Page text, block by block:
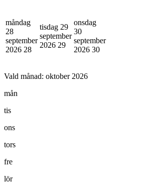
måndag
28
september
2026 28
tisdag 29
september
2026 29
onsdag
30
september
2026 30
Vald månad: oktober 2026
mån
tis
ons
tors
fre
lör